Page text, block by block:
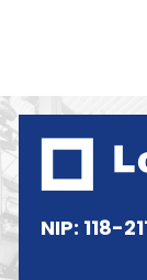
NIP: 118-